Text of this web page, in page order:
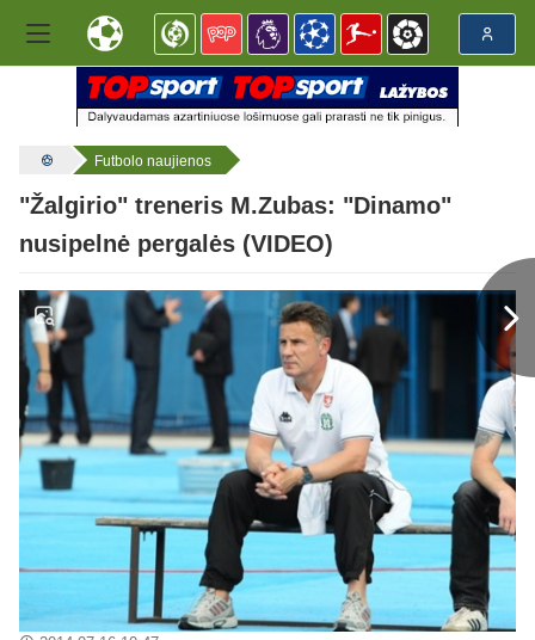
Futbolo naujienos
"Žalgirio" treneris M.Zubas: "Dinamo"
nusipelnė pergalės (VIDEO)